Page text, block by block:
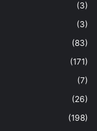
(3)
(3)
(83)
(171)
(7)
(26)
(198)